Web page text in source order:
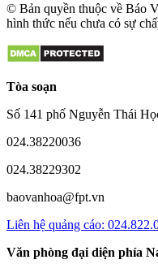
© Bản quyền thuộc về Báo
hình thức nếu chưa có sự
Tòa soạn
Số 141 phố Nguyễn Thái
024.38220036
024.38229302
baovanhoa@fpt.vn
Liên hệ quảng cáo:
Văn phòng đại diện phía